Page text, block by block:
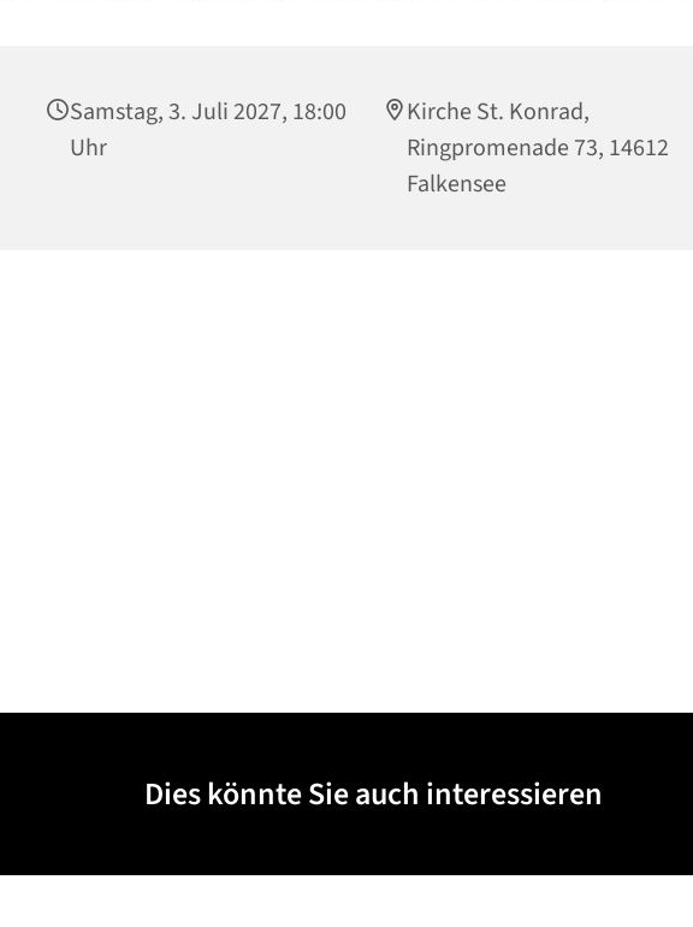
Samstag, 3. Juli 2027, 18:00
Uhr
Kirche St. Konrad,
Ringpromenade 73, 14612
Falkensee
Dies könnte Sie auch interessieren